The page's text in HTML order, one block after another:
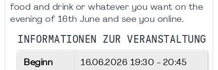
food and drink or whatever you want on the
evening of 16th June and see you online.
INFORMATIONEN ZUR VERANSTALTUNG
Beginn
16.06.2026 19:30 - 20:45